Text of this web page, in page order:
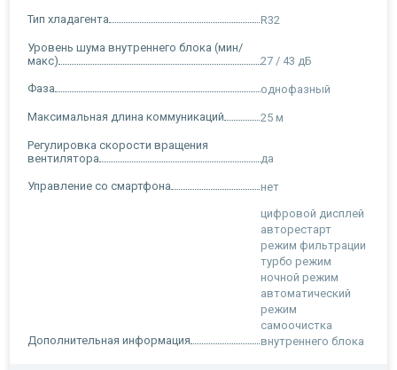
Тип хладагента R32
Уровень шума внутреннего блока (мин/
макс)
27 / 43 дБ
Фаза однофазный
Максимальная длина коммуникаций 25 м
Регулировка скорости вращения
вентилятора
да
Управление со смартфона нет
Дополнительная информация
цифровой дисплей
авторестарт
режим фильтрации
турбо режим
ночной режим
автоматический
режим
самоочистка
внутреннего блока